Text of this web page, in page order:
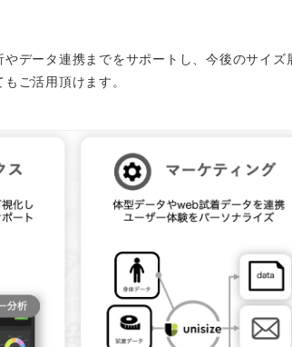
データ連携までをサポートし、今後のサイズ
ご活用頂けます。